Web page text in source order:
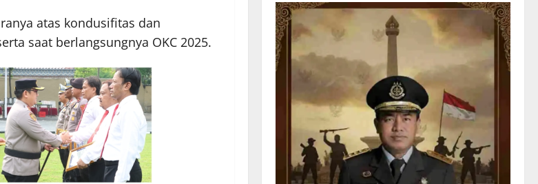
atas kondusifitas dan
saat berlangsungnya OKC 2025.